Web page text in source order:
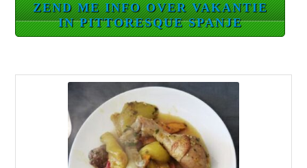
ZEND ME INFO OVER VAKANTIE
IN PITTORESQUE SPANJE